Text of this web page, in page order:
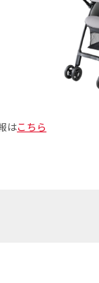
はこちら